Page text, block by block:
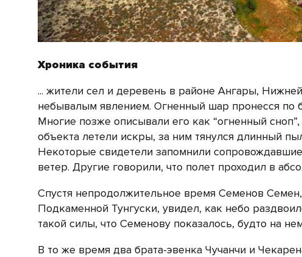
Хроника события
... жители сел и деревень в районе Ангары,
небывалым явлением. Огненный шар пронесся по
Многие позже описывали его как “огненный
объекта летели искры, за ним тянулся длинный
Некоторые свидетели запомнили
ветер. Другие говорили, что полет проходил в
Спустя непродолжительное время Семенов
Подкаменной Тунгуски, увидел, как небо
такой силы, что Семенову показалось, будто на
В то же время два брата-эвенка Чучанчи и